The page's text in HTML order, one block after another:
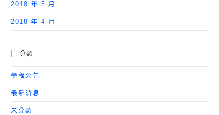
2018 年 5 月
2018 年 4 月
分類
學程公告
最新消息
未分類